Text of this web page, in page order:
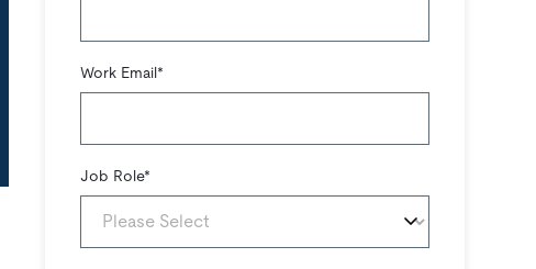
Work Email*
Job Role*